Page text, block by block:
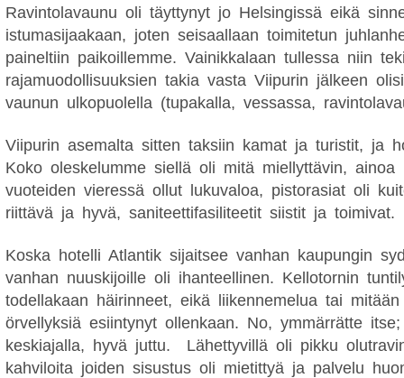
Ravintolavaunu oli täyttynyt jo Helsingissä eikä
istumasijaakaan, joten seisaallaan toimitetun
paineltiin paikoillemme. Vainikkalaan tullessa niin
rajamuodollisuuksien takia vasta Viipurin jälkeen
vaunun ulkopuolella (tupakalla, vessassa,
Viipurin asemalta sitten taksiin kamat ja turistit, ja
Koko oleskelumme siellä oli mitä miellyttävin,
vuoteiden vieressä ollut lukuvaloa, pistorasiat oli
riittävä ja hyvä, saniteettifasiliteetit siistit ja toimivat.
Koska hotelli Atlantik sijaitsee vanhan kaupungin
vanhan nuuskijoille oli ihanteellinen. Kellotornin
todellakaan häirinneet, eikä liikennemelua tai
örvellyksiä esiintynyt ollenkaan. No, ymmärrätte
keskiajalla, hyvä juttu.
Lähettyvillä oli pikku
kahviloita joiden sisustus oli mietittyä ja palvelu